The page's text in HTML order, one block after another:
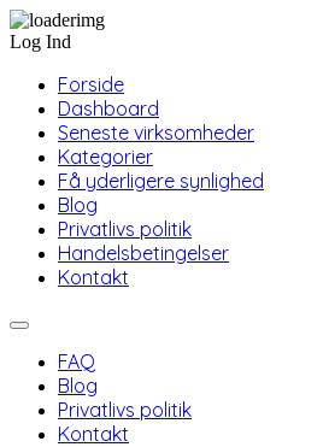
Log Ind
Forside
Dashboard
Seneste virksomheder
Kategorier
Få yderligere synlighed
Blog
Privatlivs politik
Handelsbetingelser
Kontakt
FAQ
Blog
Privatlivs politik
Kontakt